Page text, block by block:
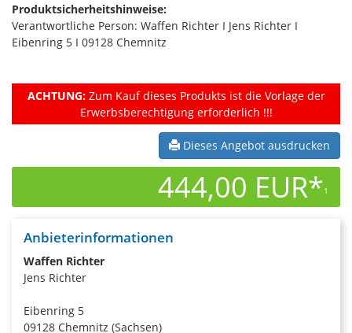
Produktsicherheitshinweise:
Verantwortliche Person: Waffen Richter I Jens Richter I
Eibenring 5 I 09128 Chemnitz
ACHTUNG:Zum Kauf dieses Produkts ist die Vorlage der
Erwerbsberechtigung erforderlich !!!
Dieses Angebot ausdrucken
444,00 EUR*1
Anbieterinformationen
Waffen Richter
Jens Richter
Eibenring 5
09128 Chemnitz (Sachsen)